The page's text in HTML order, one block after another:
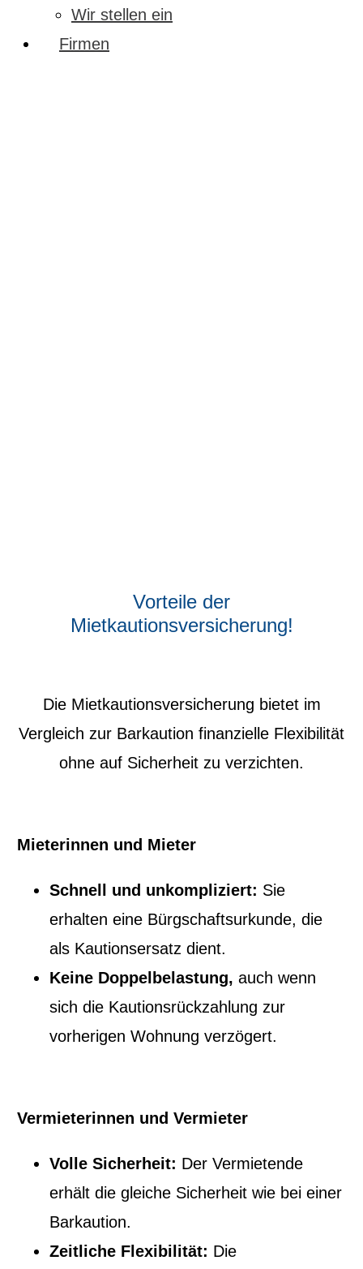
Wir stellen ein
Firmen
Vorteile der
Mietkautionsversicherung!
Die Mietkautionsversicherung bietet im
Vergleich zur Barkaution finanzielle Flexibilität
ohne auf Sicherheit zu verzichten.
Mieterinnen und Mieter
Schnell und unkompliziert: Sie
erhalten eine Bürgschaftsurkunde, die
als Kautionsersatz dient.
Keine Doppelbelastung,auch wenn
sich die Kautionsrückzahlung zur
vorherigen Wohnung verzögert.
Vermieterinnen und Vermieter
Volle Sicherheit: Der Vermietende
erhält die gleiche Sicherheit wie bei einer
Barkaution.
Zeitliche Flexibilität: Die